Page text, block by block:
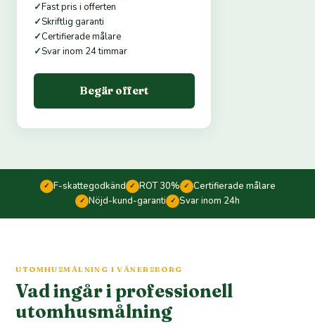
✓Fast pris i offerten
✓Skriftlig garanti
✓Certifierade målare
✓Svar inom 24 timmar
Begär offert
✓ F-skattegodkänd ✓ ROT 30% ✓ Certifierade målare
✓ Nöjd-kund-garanti ✓ Svar inom 24h
UTOMHUSMÅLNING I VÄNERSBORG
Vad ingår i professionell
utomhusmålning